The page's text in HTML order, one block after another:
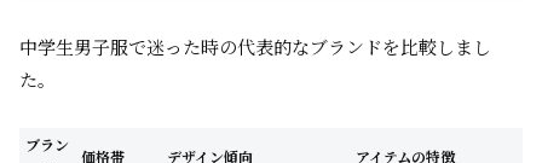
中学生男子服で迷った時の代表的なブランドを比較しまし
た。
ブラン
価格帯 デザイン傾向 アイテムの特徴